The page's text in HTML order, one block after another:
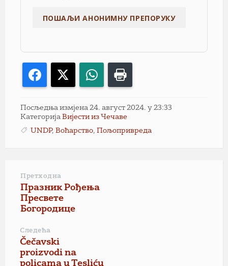
Facebook WhatsApp
Посљедња измјена 24. август 2024. у 23:33
Категорија Вијести из Чечаве
UNDP, Воћарство, Пољопривреда
Претходна
Празник Рођења
Пресвете
Богородице
Следећа
Čečavski
proizvodi na
policama u Tesliću